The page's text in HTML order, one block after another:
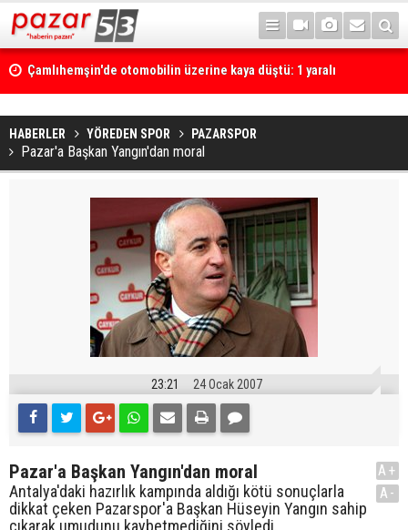
Çamlıhemşin'de otomobilin üzerine kaya düştü: 1 yaralı
HABERLER YÖREDEN SPOR PAZARSPOR
Pazar'a Başkan Yangın'dan moral
23:21 24 Ocak 2007
Pazar'a Başkan Yangın'dan moral
Antalya'daki hazırlık kampında aldığı kötü sonuçlarla
dikkat çeken Pazarspor'a Başkan Hüseyin Yangın sahip
çıkarak umudunu kaybetmediğini söyledi.
A+
A-